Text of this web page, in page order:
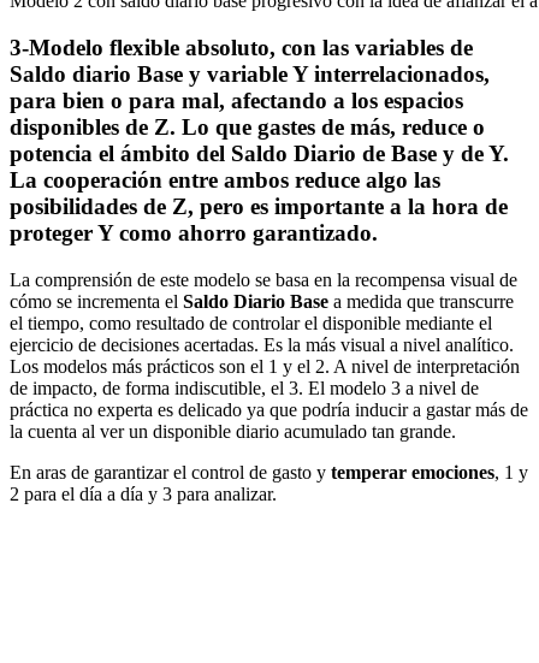
3-Modelo flexible absoluto, con las variables de
Saldo diario Base y variable Y interrelacionados,
para bien o para mal, afectando a los espacios
disponibles de Z. Lo que gastes de más, reduce o
potencia el ámbito del Saldo Diario de Base y de Y.
La cooperación entre ambos reduce algo las
posibilidades de Z, pero es importante a la hora de
proteger Y como ahorro garantizado.
La comprensión de este modelo se basa en la recompensa visual de
cómo se incrementa el Saldo Diario Base a medida que transcurre
el tiempo, como resultado de controlar el disponible mediante el
ejercicio de decisiones acertadas. Es la más visual a nivel analítico.
Los modelos más prácticos son el 1 y el 2. A nivel de interpretación
de impacto, de forma indiscutible, el 3. El modelo 3 a nivel de
práctica no experta es delicado ya que podría inducir a gastar más de
la cuenta al ver un disponible diario acumulado tan grande.
En aras de garantizar el control de gasto y temperar emociones, 1 y
2 para el día a día y 3 para analizar.